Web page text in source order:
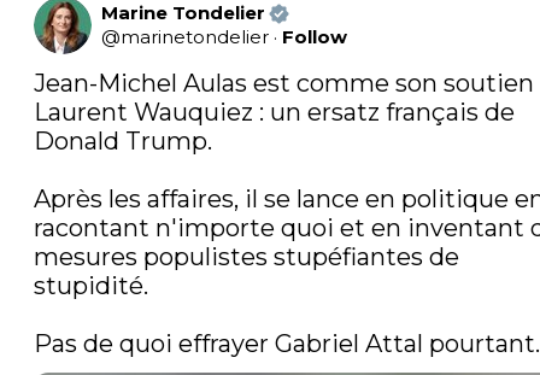
Marine Tondelier
@marinetondelier · Follow
Jean-Michel Aulas est comme son soutien
Laurent Wauquiez : un ersatz français de
Donald Trump.
Après les affaires, il se lance en politique
racontant n'importe quoi et en inventant
mesures populistes stupéfiantes de
stupidité.
Pas de quoi effrayer Gabriel Attal pourtant.